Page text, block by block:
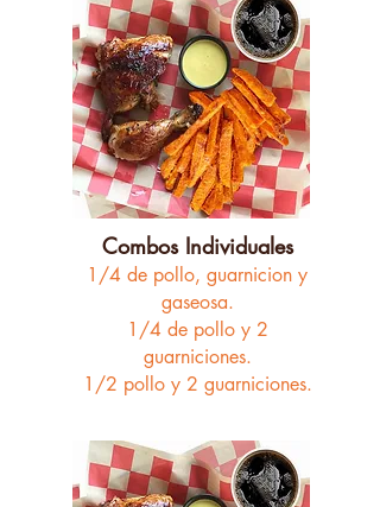
Combos Individuales
1/4 de pollo, guarnicion y
gaseosa.
1/4 de pollo y 2
guarniciones.
1/2 pollo y 2 guarniciones.